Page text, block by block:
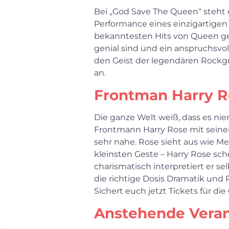
Bei „God Save The Queen“
Performance eines
bekanntesten Hits von Queen
genial sind und ein
den Geist der legendären
an.
Frontman Harry
Die ganze Welt weiß, dass es
Frontmann Harry Rose mit
sehr nahe. Rose sieht aus wie
kleinsten Geste – Harry Rose
charismatisch interpretiert er
die richtige Dosis Dramatik und
Sichert euch jetzt Tickets für die
Anstehende